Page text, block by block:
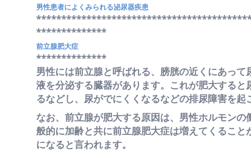
男性患者によくみられる泌尿器疾患
**************
前立腺肥大症
**************
男性には前立腺と呼ばれる、膀胱の近くにあっ
液を分泌する臓器があります。これが肥大する
るなどし、尿がでにくくなるなどの排尿障害を起
なお、前立腺が肥大する原因は、男性ホルモン
般的に加齢と共に前立腺肥大症は増えてくるこ
になると言われます。